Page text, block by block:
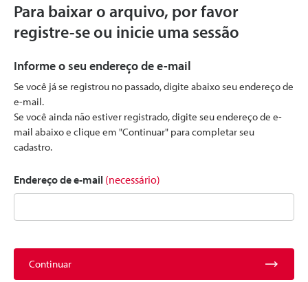
Para baixar o arquivo, por favor
registre-se ou inicie uma sessão
Informe o seu endereço de e-mail
Se você já se registrou no passado, digite abaixo seu endereço de
e-mail.
Se você ainda não estiver registrado, digite seu endereço de e-
mail abaixo e clique em "Continuar" para completar seu
cadastro.
Endereço de e-mail (necessário)
Continuar